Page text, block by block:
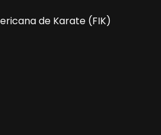
de Karate (FIK)